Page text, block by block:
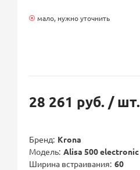
мало, нужно уточнить
28 261 руб. / шт.
Бренд Krona
Модель Alisa 500 electronic
Ширина встраивания 60